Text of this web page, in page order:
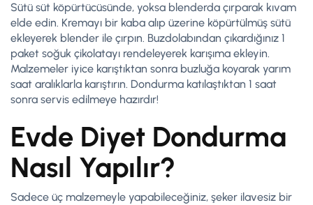
Sütü süt köpürtücüsünde, yoksa blenderda çırparak kıvam
elde edin. Kremayı bir kaba alıp üzerine köpürtülmüş sütü
ekleyerek blender ile çırpın. Buzdolabından çıkardığınız 1
paket soğuk çikolatayı rendeleyerek karışıma ekleyin.
Malzemeler iyice karıştıktan sonra buzluğa koyarak yarım
saat aralıklarla karıştırın. Dondurma katılaştıktan 1 saat
sonra servis edilmeye hazırdır!
Evde Diyet Dondurma
Nasıl Yapılır?
Sadece üç malzemeyle yapabileceğiniz, şeker ilavesiz bir